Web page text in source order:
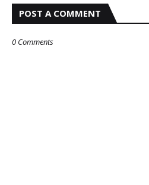
POST A COMMENT
0 Comments